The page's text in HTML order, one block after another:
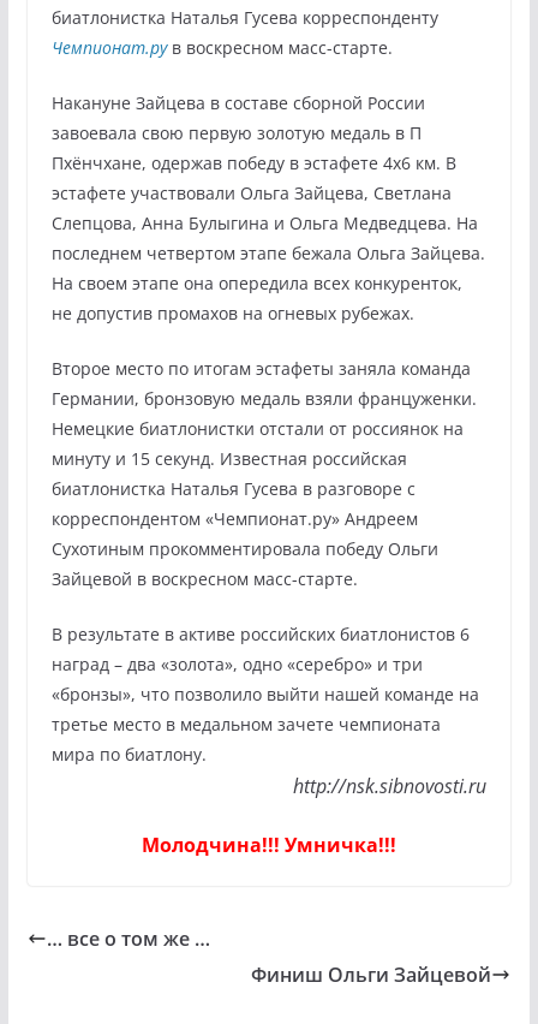
биатлонистка Наталья Гусева корреспонденту
Чемпионат.ру в воскресном масс-старте.
Накануне Зайцева в составе сборной России
завоевала свою первую золотую медаль в П
Пхёнчхане, одержав победу в эстафете 4х6 км. В
эстафете участвовали Ольга Зайцева, Светлана
Слепцова, Анна Булыгина и Ольга Медведцева. На
последнем четвертом этапе бежала Ольга Зайцева.
На своем этапе она опередила всех конкуренток,
не допустив промахов на огневых рубежах.
Второе место по итогам эстафеты заняла команда
Германии, бронзовую медаль взяли француженки.
Немецкие биатлонистки отстали от россиянок на
минуту и 15 секунд. Известная российская
биатлонистка Наталья Гусева в разговоре с
корреспондентом «Чемпионат.ру» Андреем
Сухотиным прокомментировала победу Ольги
Зайцевой в воскресном масс-старте.
В результате в активе российских биатлонистов 6
наград – два «золота», одно «серебро» и три
«бронзы», что позволило выйти нашей команде на
третье место в медальном зачете чемпионата
мира по биатлону.
http://nsk.sibnovosti.ru
Молодчина!!! Умничка!!!
… все о том же …
Финиш Ольги Зайцевой